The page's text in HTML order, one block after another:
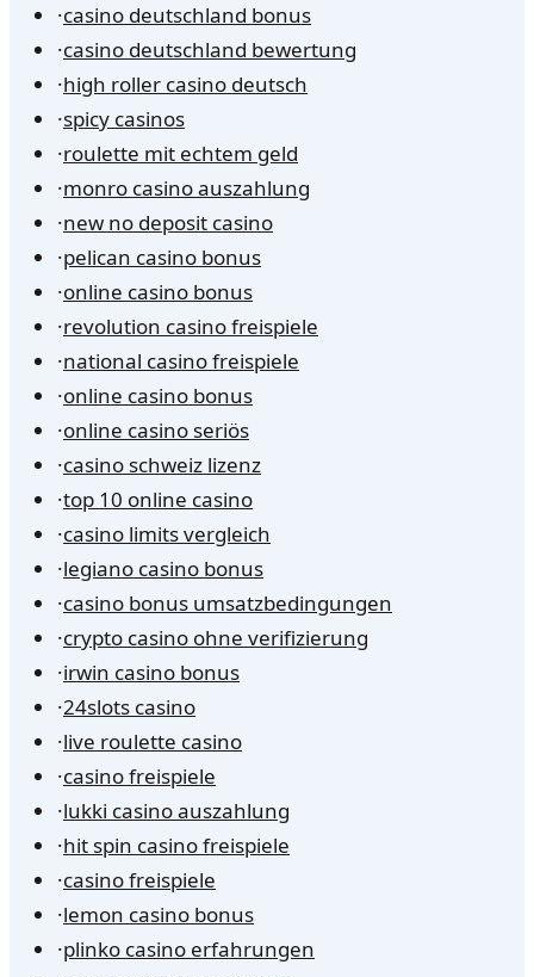
·casino deutschland bonus
·casino deutschland bewertung
·high roller casino deutsch
·spicy casinos
·roulette mit echtem geld
·monro casino auszahlung
·new no deposit casino
·pelican casino bonus
·online casino bonus
·revolution casino freispiele
·national casino freispiele
·online casino bonus
·online casino seriös
·casino schweiz lizenz
·top 10 online casino
·casino limits vergleich
·legiano casino bonus
·casino bonus umsatzbedingungen
·crypto casino ohne verifizierung
·irwin casino bonus
·24slots casino
·live roulette casino
·casino freispiele
·lukki casino auszahlung
·hit spin casino freispiele
·casino freispiele
·lemon casino bonus
·plinko casino erfahrungen